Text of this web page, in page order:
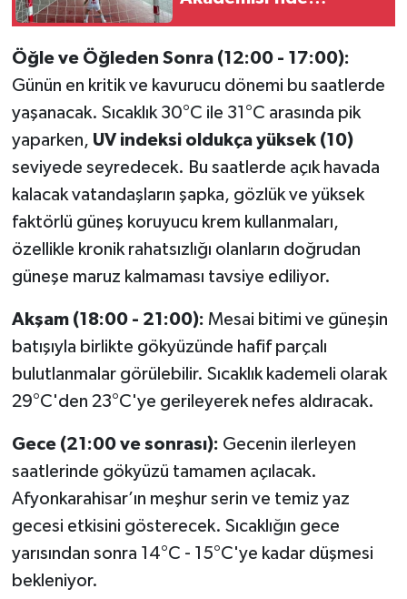
Öğle ve Öğleden Sonra (12:00 - 17:00):
Günün en kritik ve kavurucu dönemi bu saatlerde
yaşanacak. Sıcaklık 30°C ile 31°C arasında pik
yaparken, UV indeksi oldukça yüksek (10)
seviyede seyredecek. Bu saatlerde açık havada
kalacak vatandaşların şapka, gözlük ve yüksek
faktörlü güneş koruyucu krem kullanmaları,
özellikle kronik rahatsızlığı olanların doğrudan
güneşe maruz kalmaması tavsiye ediliyor.
Akşam (18:00 - 21:00): Mesai bitimi ve güneşin
batışıyla birlikte gökyüzünde hafif parçalı
bulutlanmalar görülebilir. Sıcaklık kademeli olarak
29°C'den 23°C'ye gerileyerek nefes aldıracak.
Gece (21:00 ve sonrası): Gecenin ilerleyen
saatlerinde gökyüzü tamamen açılacak.
Afyonkarahisar’ın meşhur serin ve temiz yaz
gecesi etkisini gösterecek. Sıcaklığın gece
yarısından sonra 14°C - 15°C'ye kadar düşmesi
bekleniyor.